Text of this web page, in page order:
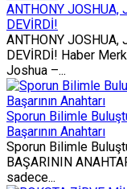
ANTHONY JOSHUA,
DEVİRDİ!
ANTHONY JOSHUA,
DEVİRDİ! Haber
Joshua –...
Sporun Bilimle
Başarının Anahtarı
Sporun Bilimle
BAŞARININ
sadece...